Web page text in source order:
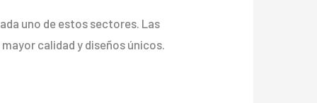
uno de estos sectores. Las
calidad y diseños únicos.